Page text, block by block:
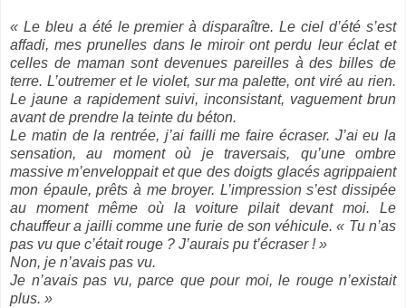
« Le bleu a été le premier à disparaître. Le ciel d’été s’est
affadi, mes prunelles dans le miroir ont perdu leur éclat et
celles de maman sont devenues pareilles à des billes de
terre. L’outremer et le violet, sur ma palette, ont viré au rien.
Le jaune a rapidement suivi, inconsistant, vaguement brun
avant de prendre la teinte du béton.
Le matin de la rentrée, j’ai failli me faire écraser. J’ai eu la
sensation, au moment où je traversais, qu’une ombre
massive m’enveloppait et que des doigts glacés agrippaient
mon épaule, prêts à me broyer. L’impression s’est dissipée
au moment même où la voiture pilait devant moi. Le
chauffeur a jailli comme une furie de son véhicule. « Tu n’as
pas vu que c’était rouge ? J’aurais pu t’écraser ! »
Non, je n’avais pas vu.
Je n’avais pas vu, parce que pour moi, le rouge n’existait
plus. »